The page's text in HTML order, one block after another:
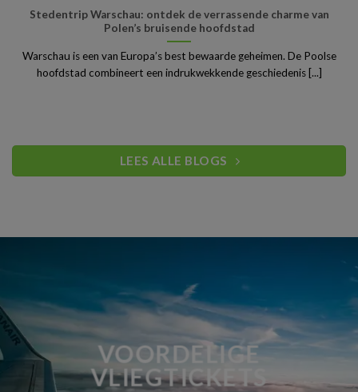
Stedentrip Warschau: ontdek de verrassende charme van
Polen’s bruisende hoofdstad
Warschau is een van Europa’s best bewaarde geheimen. De Poolse
hoofdstad combineert een indrukwekkende geschiedenis [...]
LEES ALLE BLOGS
VOORDELIGE
VLIEGTICKETS